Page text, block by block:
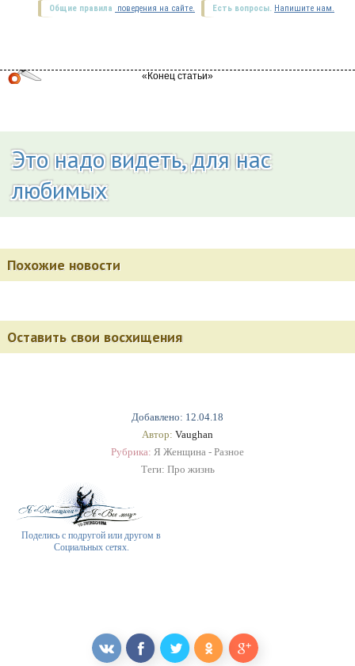
Добавлено: 12.04.18
Автор: Vaughan
Рубрика: Я Женщина - Разное
Теги: Про жизнь
Поделись с подругой или другом в
Социальных сетях.
Есть вопросы. Напишите нам.
Общие правила поведения на сайте.
Это надо видеть, для нас
любимых
Похожие новости
Оставить свои восхищения